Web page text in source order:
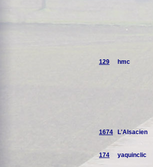
129 hmc
1674 L'Alsacien
174 yaquinclic